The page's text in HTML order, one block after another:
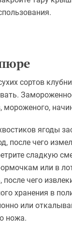
сортов
мороженого,
ягоды
после чего
сладкую
или в
чего
хранения в
или
ножа.